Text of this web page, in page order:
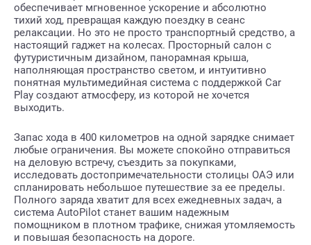
обеспечивает мгновенное ускорение и абсолютно
тихий ход, превращая каждую поездку в сеанс
релаксации. Но это не просто транспортный средство, а
настоящий гаджет на колесах. Просторный салон с
футуристичным дизайном, панорамная крыша,
наполняющая пространство светом, и интуитивно
понятная мультимедийная система с поддержкой Car
Play создают атмосферу, из которой не хочется
выходить.
Запас хода в 400 километров на одной зарядке снимает
любые ограничения. Вы можете спокойно отправиться
на деловую встречу, съездить за покупками,
исследовать достопримечательности столицы ОАЭ или
спланировать небольшое путешествие за ее пределы.
Полного заряда хватит для всех ежедневных задач, а
система AutoPilot станет вашим надежным
помощником в плотном трафике, снижая утомляемость
и повышая безопасность на дороге.